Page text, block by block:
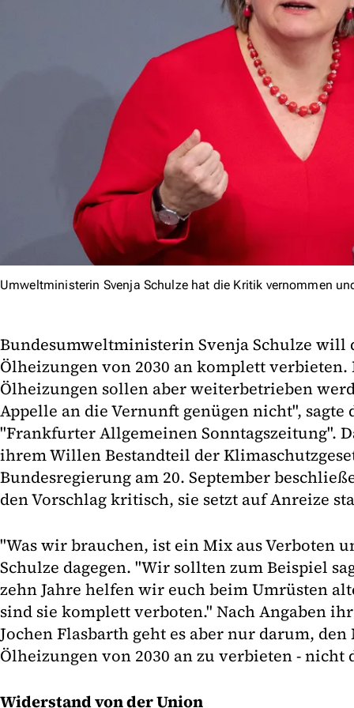
Umweltministerin Svenja Schulze hat die Kritik vernommen
Bundesumweltministerin Svenja Schulze will
Ölheizungen von 2030 an komplett verbieten.
Ölheizungen sollen aber weiterbetrieben
Appelle an die Vernunft genügen nicht",
"Frankfurter Allgemeinen Sonntagszeitung".
ihrem Willen Bestandteil der
Bundesregierung am 20. September
den Vorschlag kritisch, sie setzt auf Anreize
"Was wir brauchen, ist ein Mix aus Verboten
Schulze dagegen. "Wir sollten zum Beispiel
zehn Jahre helfen wir euch beim Umrüsten
sind sie komplett verboten." Nach Angaben
Jochen Flasbarth geht es aber nur darum,
Ölheizungen von 2030 an zu verbieten - nicht
Widerstand von der Union